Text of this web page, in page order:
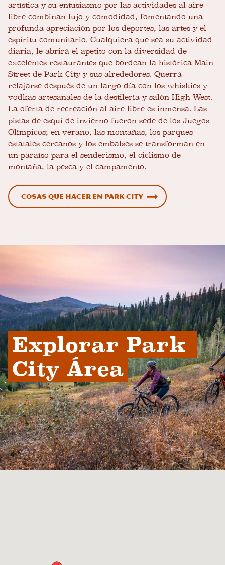
artística y su entusiasmo por las actividades al aire
libre combinan lujo y comodidad, fomentando una
profunda apreciación por los deportes, las artes y el
espíritu comunitario. Cualquiera que sea su actividad
diaria, le abrirá el apetito con la diversidad de
excelentes restaurantes que bordean la histórica Main
Street de Park City y sus alrededores. Querrá
relajarse después de un largo día con los whiskies y
vodkas artesanales de la destilería y salón High West.
La oferta de recreación al aire libre es inmensa. Las
pistas de esquí de invierno fueron sede de los Juegos
Olímpicos; en verano, las montañas, los parques
estatales cercanos y los embalses se transforman en
un paraíso para el senderismo, el ciclismo de
montaña, la pesca y el campamento.
Cosas que hacer en Park City
Explorar Park
City Área